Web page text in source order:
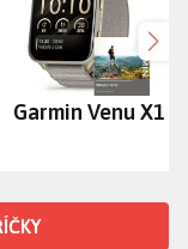
Garmin Venu X1